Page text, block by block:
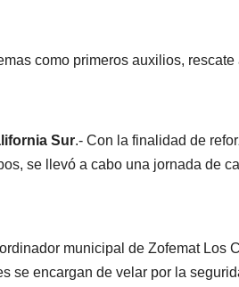
como primeros auxilios,
Sur.- Con la finalidad de
se llevó a cabo una jornada de
municipal de Zofemat Los
se encargan de velar por la